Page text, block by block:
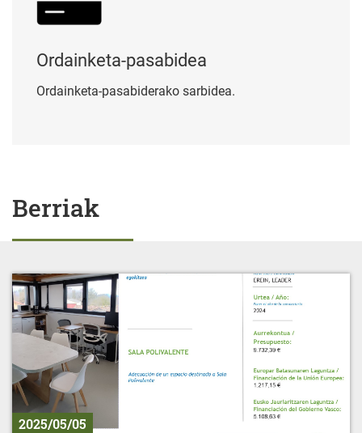
Ordainketa-pasabidea
Ordainketa-pasabiderako sarbidea.
Berriak
2025/05/05